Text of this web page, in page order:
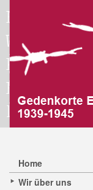
Home
Wir über uns